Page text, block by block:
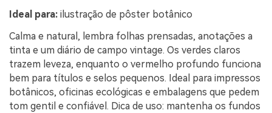
Ideal para: ilustração de pôster botânico
Calma e natural, lembra folhas prensadas, anotações a
tinta e um diário de campo vintage. Os verdes claros
trazem leveza, enquanto o vermelho profundo funciona
bem para títulos e selos pequenos. Ideal para impressos
botânicos, oficinas ecológicas e embalagens que pedem
tom gentil e confiável. Dica de uso: mantenha os fundos